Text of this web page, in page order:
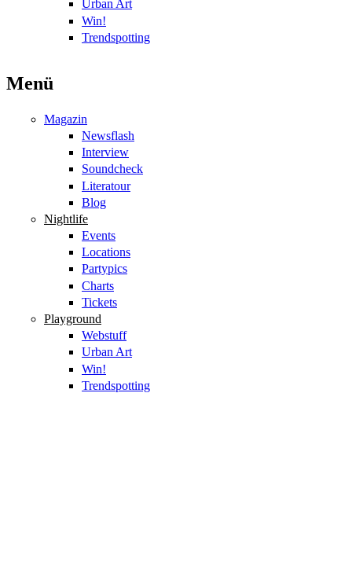
Urban Art
Win!
Trendspotting
Menü
Magazin
Newsflash
Interview
Soundcheck
Literatour
Blog
Nightlife
Events
Locations
Partypics
Charts
Tickets
Playground
Webstuff
Urban Art
Win!
Trendspotting